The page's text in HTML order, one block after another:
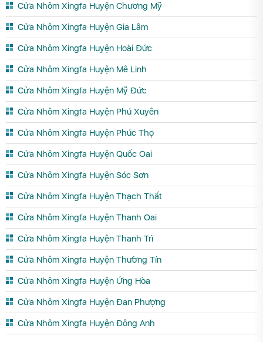
Cửa Nhôm Xingfa Huyện Chương Mỹ
Cửa Nhôm Xingfa Huyện Gia Lâm
Cửa Nhôm Xingfa Huyện Hoài Đức
Cửa Nhôm Xingfa Huyện Mê Linh
Cửa Nhôm Xingfa Huyện Mỹ Đức
Cửa Nhôm Xingfa Huyện Phú Xuyên
Cửa Nhôm Xingfa Huyện Phúc Thọ
Cửa Nhôm Xingfa Huyện Quốc Oai
Cửa Nhôm Xingfa Huyện Sóc Sơn
Cửa Nhôm Xingfa Huyện Thạch Thất
Cửa Nhôm Xingfa Huyện Thanh Oai
Cửa Nhôm Xingfa Huyện Thanh Trì
Cửa Nhôm Xingfa Huyện Thường Tín
Cửa Nhôm Xingfa Huyện Ứng Hòa
Cửa Nhôm Xingfa Huyện Đan Phượng
Cửa Nhôm Xingfa Huyện Đông Anh